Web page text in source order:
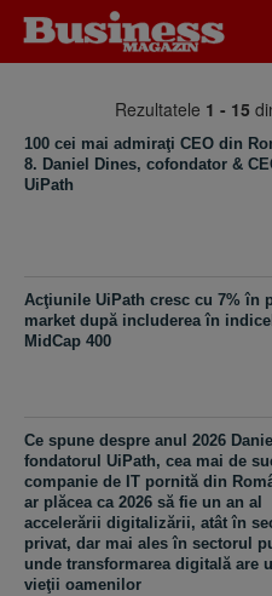
Rezultatele 1 - 15
100 cei mai admiraţi CEO din
8. Daniel Dines, cofondator &
UiPath
Acţiunile UiPath cresc cu 7% în
market după includerea în
MidCap 400
Ce spune despre anul 2026
fondatorul UiPath, cea mai de
companie de IT pornită din
ar plăcea ca 2026 să fie un an al
accelerării digitalizării, atât în
privat, dar mai ales în sectorul
unde transformarea digitală are
vieţii oamenilor